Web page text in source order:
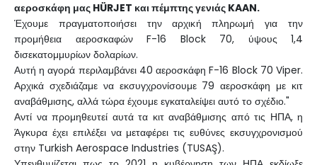
αεροσκάφη μας HÜRJET και πέμπτης γενιάς KAAN.
Έχουμε πραγματοποιήσει την αρχική πληρωμή για την
προμήθεια αεροσκαφών F-16 Block 70, ύψους 1,4
δισεκατομμυρίων δολαρίων.
Αυτή η αγορά περιλαμβάνει 40 αεροσκάφη F-16 Block 70 Viper.
Αρχικά σχεδιάζαμε να εκσυγχρονίσουμε 79 αεροσκάφη με κιτ
αναβάθμισης, αλλά τώρα έχουμε εγκαταλείψει αυτό το σχέδιο."
Αντί να προμηθευτεί αυτά τα κιτ αναβάθμισης από τις ΗΠΑ, η
Άγκυρα έχει επιλέξει να μεταφέρει τις ευθύνες εκσυγχρονισμού
στην Turkish Aerospace Industries (TUSAŞ).